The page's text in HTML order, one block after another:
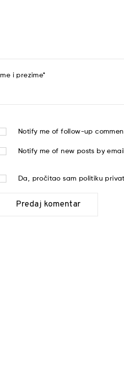
Ime i prezime*
Notify me of follow-up
Notify me of new posts by
Da, pročitao sam politiku